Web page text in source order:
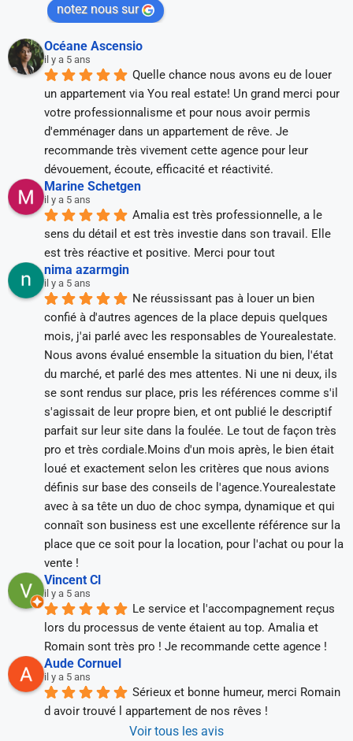
notez nous sur
Océane Ascensio
il y a 5 ans
Quelle chance nous avons eu de louer
un appartement via You real estate! Un grand merci pour
votre professionnalisme et pour nous avoir permis
d'emménager dans un appartement de rêve. Je
recommande très vivement cette agence pour leur
dévouement, écoute, efficacité et réactivité.
Marine Schetgen
il y a 5 ans
Amalia est très professionnelle, a le
sens du détail et est très investie dans son travail. Elle
est très réactive et positive. Merci pour tout
nima azarmgin
il y a 5 ans
Ne réussissant pas à louer un bien
confié à d'autres agences de la place depuis quelques
mois, j'ai parlé avec les responsables de Yourealestate.
Nous avons évalué ensemble la situation du bien, l'état
du marché, et parlé des mes attentes. Ni une ni deux, ils
se sont rendus sur place, pris les références comme s'il
s'agissait de leur propre bien, et ont publié le descriptif
parfait sur leur site dans la foulée. Le tout de façon très
pro et très cordiale.Moins d'un mois après, le bien était
loué et exactement selon les critères que nous avions
définis sur base des conseils de l'agence.Yourealestate
avec à sa tête un duo de choc sympa, dynamique et qui
connaît son business est une excellente référence sur la
place que ce soit pour la location, pour l'achat ou pour la
vente !
Vincent Cl
il y a 5 ans
Le service et l'accompagnement reçus
lors du processus de vente étaient au top. Amalia et
Romain sont très pro ! Je recommande cette agence !
Aude Cornuel
il y a 5 ans
Sérieux et bonne humeur, merci Romain
d avoir trouvé l appartement de nos rêves !
Voir tous les avis